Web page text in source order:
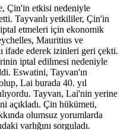
Çin'in etkisi nedeniyle
Tayvanlı yetkililer, Çin'in
etmeleri için ekonomik
Mauritius ve
ifade ederek izinleri geri çekti.
iptal edilmesi nedeniyle
Eswatini, Tayvan'ın
Lai burada 40. yıl
Tayvan, Lai'nin yerine
açıkladı. Çin hükümeti,
olumsuz yorumlarda
varlığını sorguladı.